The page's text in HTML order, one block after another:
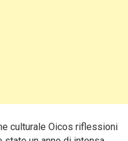
culturale Oicos riflessioni